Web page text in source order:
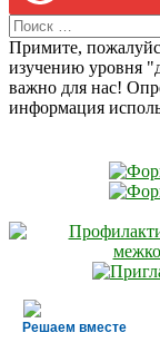
Search
for:
Примите,
изучению уровня
важно для нас!
информация
Решаем вместе